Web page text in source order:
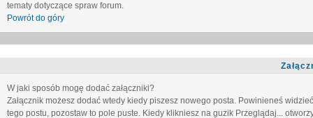
tematy dotyczące spraw forum.
Powrót do góry
W jaki sposób mogę dodać załączniki?
Załącznik możesz dodać wtedy kiedy piszesz nowego posta. Powinieneś
tego postu, pozostaw to pole puste. Kiedy klikniesz na guzik Przeglądaj...